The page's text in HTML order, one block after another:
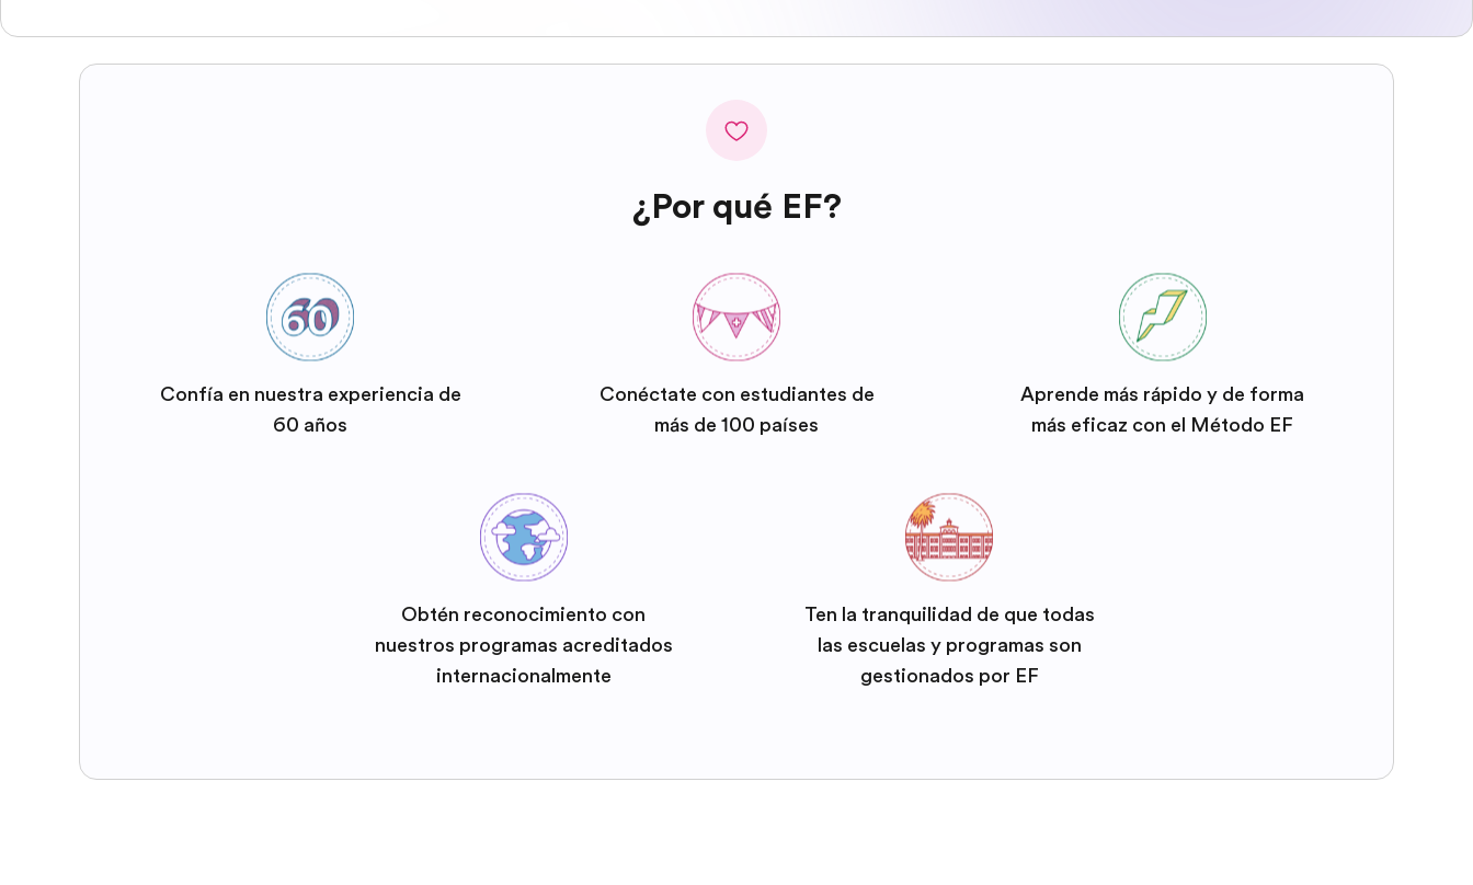
¿Por qué EF?
Confía en nuestra experiencia de
60 años
Conéctate con estudiantes de
más de 100 países
Aprende más rápido y de forma
más eficaz con el Método EF
Obtén reconocimiento con
nuestros programas acreditados
internacionalmente
Ten la tranquilidad de que todas
las escuelas y programas son
gestionados por EF